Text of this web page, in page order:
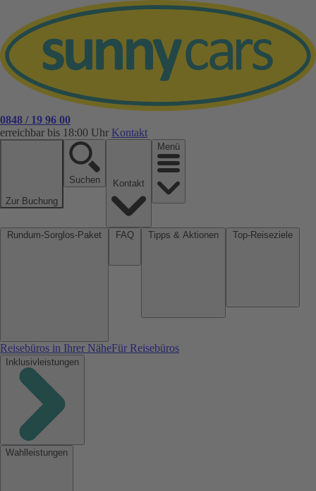
0848 / 19 96 00
erreichbar bis 18:00 Uhr Kontakt
Zur Buchung
Suchen
Menü
Reisebüros in Ihrer NäheFür Reisebüros
Inklusivleistungen
Wahlleistungen